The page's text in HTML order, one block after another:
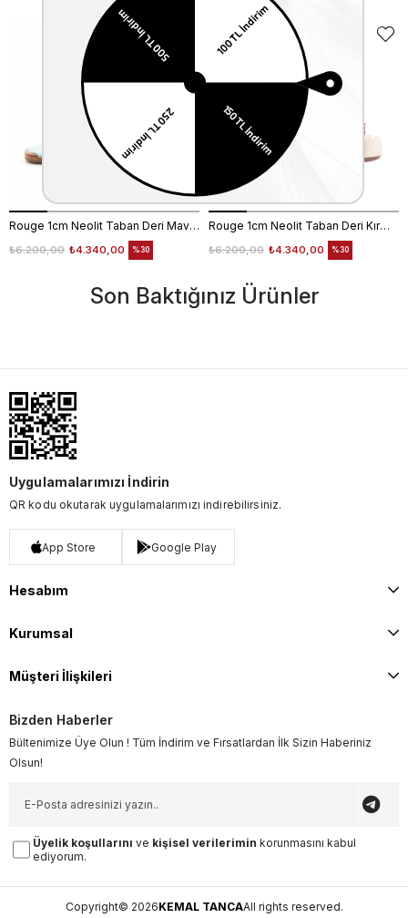
Rouge 1cm Neolit Taban Deri Mavi Kadın Terlik 0197-169
₺4.340,00
₺6.200,00 %30
Rouge 1cm Neolit Taban Deri Kırmızı Kadın Terlik 0197-169
₺4.340,00
₺6.200,00 %30
Son Baktığınız Ürünler
Uygulamalarımızı İndirin
QR kodu okutarak uygulamalarımızı indirebilirsiniz.
App Store Google Play
Hesabım
Kurumsal
Müşteri İlişkileri
Bizden Haberler
Bültenimize Üye Olun ! Tüm İndirim ve Fırsatlardan İlk Sizin Haberiniz
Olsun!
Üyelik koşullarını ve kişisel verilerimin korunmasını kabul
ediyorum.
Copyright© 2026KEMAL TANCAAll rights reserved.